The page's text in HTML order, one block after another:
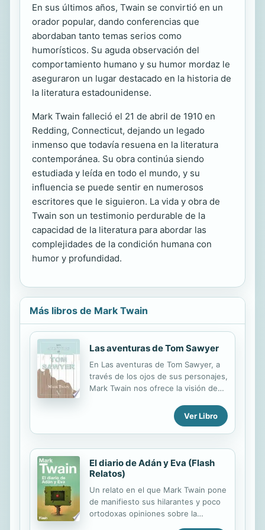
En sus últimos años, Twain se convirtió en un
orador popular, dando conferencias que
abordaban tanto temas serios como
humorísticos. Su aguda observación del
comportamiento humano y su humor mordaz le
aseguraron un lugar destacado en la historia de
la literatura estadounidense.
Mark Twain falleció el 21 de abril de 1910 en
Redding, Connecticut, dejando un legado
inmenso que todavía resuena en la literatura
contemporánea. Su obra continúa siendo
estudiada y leída en todo el mundo, y su
influencia se puede sentir en numerosos
escritores que le siguieron. La vida y obra de
Twain son un testimonio perdurable de la
capacidad de la literatura para abordar las
complejidades de la condición humana con
humor y profundidad.
Más libros de Mark Twain
Las aventuras de Tom Sawyer
En Las aventuras de Tom Sawyer, a
través de los ojos de sus personajes,
Mark Twain nos ofrece la visión de
infantil, primitivo, que el lector adulto
ya ha perdido; y la del mundo adulto,
confuso e ilógico, asentado en unas
convenciones que no resultan ser
preferibles en ningún aspecto a los
códigos de valor de un niño. Criado
corazón, pero que lo somete a una
disciplina que se le hace absurda y
desagradable, Tom contempla el
Ver Libro
El diario de Adán y Eva (Flash
Relatos)
Un relato en el que Mark Twain pone
de manifiesto sus hilarantes y poco
ortodoxas opiniones sobre la